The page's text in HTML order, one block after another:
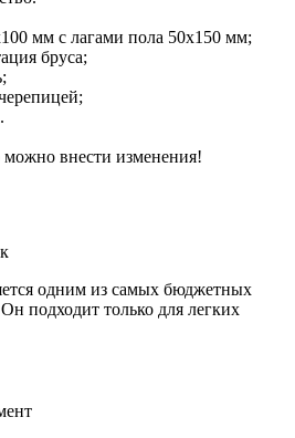
мм с лагами пола 50х150 мм;
бруса;
внести изменения!
одним из самых бюджетных
подходит только для легких